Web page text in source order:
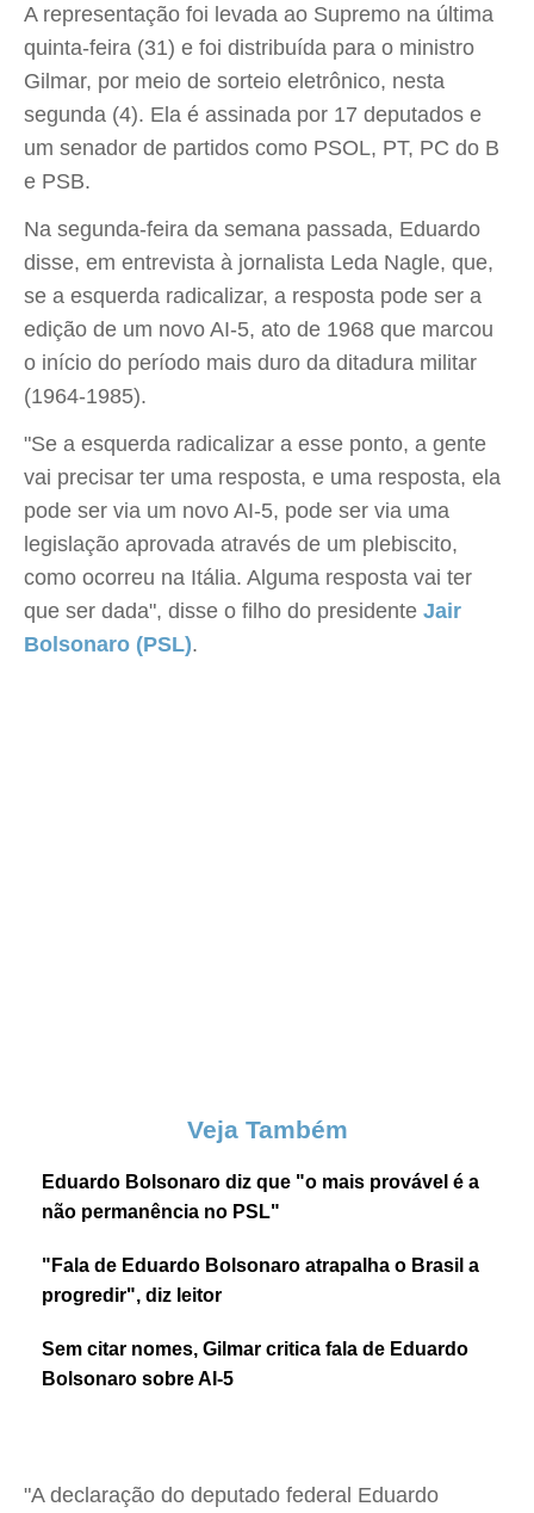
A representação foi levada ao Supremo na última
quinta-feira (31) e foi distribuída para o ministro
Gilmar, por meio de sorteio eletrônico, nesta
segunda (4). Ela é assinada por 17 deputados e
um senador de partidos como PSOL, PT, PC do B
e PSB.
Na segunda-feira da semana passada, Eduardo
disse, em entrevista à jornalista Leda Nagle, que,
se a esquerda radicalizar, a resposta pode ser a
edição de um novo AI-5, ato de 1968 que marcou
o início do período mais duro da ditadura militar
(1964-1985).
"Se a esquerda radicalizar a esse ponto, a gente
vai precisar ter uma resposta, e uma resposta, ela
pode ser via um novo AI-5, pode ser via uma
legislação aprovada através de um plebiscito,
como ocorreu na Itália. Alguma resposta vai ter
que ser dada", disse o filho do presidente Jair
Bolsonaro (PSL).
Veja Também
Eduardo Bolsonaro diz que "o mais provável é a
não permanência no PSL"
"Fala de Eduardo Bolsonaro atrapalha o Brasil a
progredir", diz leitor
Sem citar nomes, Gilmar critica fala de Eduardo
Bolsonaro sobre AI-5
"A declaração do deputado federal Eduardo